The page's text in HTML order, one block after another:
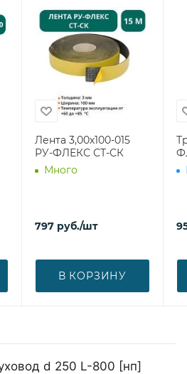
Лента 3,00х100-015
РУ-ФЛЕКС СТ-СК
Много
797 руб./шт
В КОРЗИНУ
d 250 L-800 [нп]